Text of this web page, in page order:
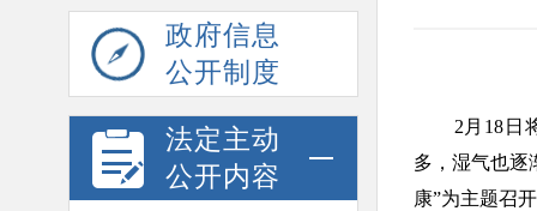
政府信息
公开制度
法定主动
公开内容
2月18日将
多，湿气也逐
康”为主题召